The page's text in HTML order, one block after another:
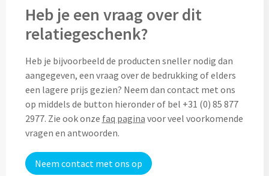
Waterflesjes bedrukken
Reis- & Thermosbekers bedrukken
Mokken & Kopjes bedrukken
Bekers bedrukken
Drinkglazen & Karaffen
Custom made opblaas artikelen
Custom made voetballen & frisbees
Custom made auto zonneschermen
Offerte + Visual opvragen
Offerte + Visual opvragen
Vraaghier vrijblijvend je offerte + digitale visual op
Heb je een vraag over dit
relatiegeschenk?
Heb je bijvoorbeeld de producten sneller nodig dan
aangegeven, een vraag over de bedrukking of elders
een lagere prijs gezien? Neem dan contact met ons
op middels de button hieronder of bel +31 (0) 85 877
2977. Zie ook onze faq pagina voor veel voorkomende
vragen en antwoorden.
Neem contact met ons op